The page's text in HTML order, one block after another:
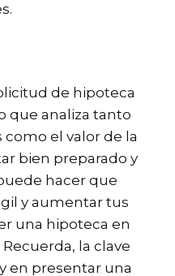
de hipoteca
que analiza tanto
el valor de la
bien preparado y
hacer que
y aumentar tus
una hipoteca en
la clave
en presentar una